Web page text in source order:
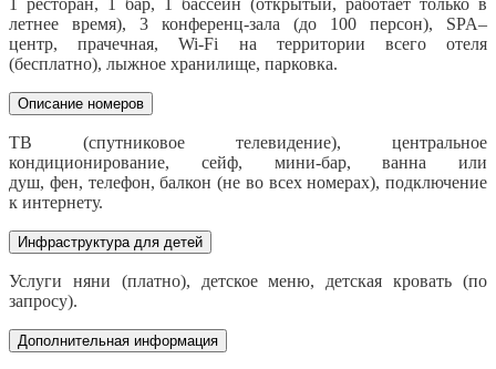
1 ресторан, 1 бар, 1 бассейн (открытый, работает только в
летнее время), 3 конференц-зала (до 100 персон), SPA–
центр, прачечная, Wi-Fi на территории всего отеля
(бесплатно), лыжное хранилище, парковка.
Описание номеров
ТВ (спутниковое телевидение), центральное
кондиционирование, сейф, мини-бар, ванна или
душ, фен, телефон, балкон (не во всех номерах), подключение
к интернету.
Инфраструктура для детей
Услуги няни (платно), детское меню, детская кровать (по
запросу).
Дополнительная информация